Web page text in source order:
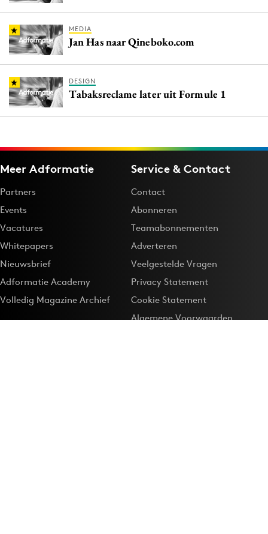
MEDIA
Jan Has naar Qineboko.com
DESIGN
Tabaksreclame later uit Formule 1
Meer Adformatie
Partners
Events
Vacatures
Whitepapers
Nieuwsbrief
Adformatie Academy
Volledig Magazine Archief
Service & Contact
Contact
Abonneren
Teamabonnementen
Adverteren
Veelgestelde Vragen
Privacy Statement
Cookie Statement
Algemene Voorwaarden